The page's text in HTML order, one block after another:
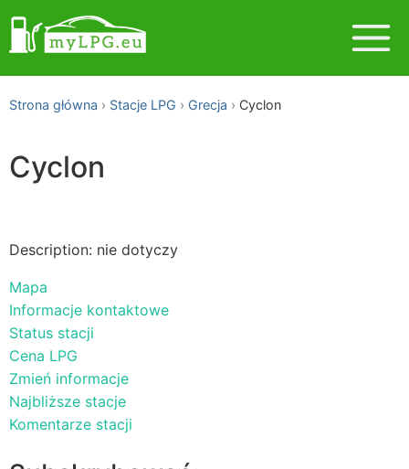
Strona główna Stacje LPG Grecja Cyclon
Cyclon
Description: nie dotyczy
Mapa
Informacje kontaktowe
Status stacji
Cena LPG
Zmień informacje
Najbliższe stacje
Komentarze stacji